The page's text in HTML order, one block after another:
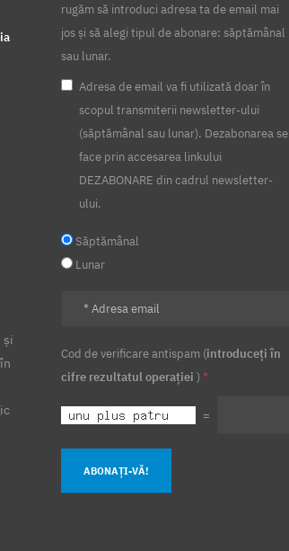
rugăm să introduci adresa ta de email mai
jos și să alegi tipul de abonare: săptămânal
sau lunar.
Adresa de email va fi utilizată doar în
scopul transmiterii newsletter-ului
(săptămânal sau lunar). Dezabonarea se
face prin accesarea linkului
DEZABONARE din cadrul newsletter-
ului.
Săptămânal
Lunar
Cod de verificare antispam (introduceți în
cifre rezultatul operației ) *
=
ABONAȚI-VĂ!
și